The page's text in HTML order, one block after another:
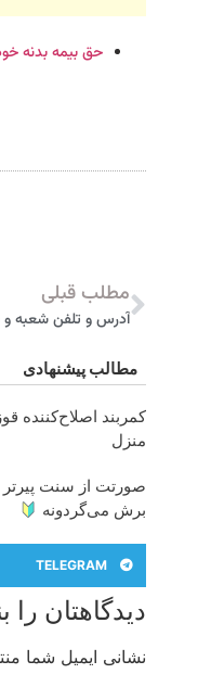
حق بیمه بدنه
مطلب قبلی
آدرس و تلفن شعبه و
مطالب پیشنهادی
کمربند اصلاح‌کننده
منزل
صورتت از سنت پیرتر
برش می‌گردونه
TELEGRAM
دیدگاهتان را
نشانی ایمیل شما